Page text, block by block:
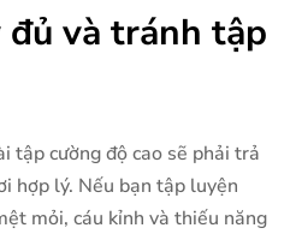
và tránh tập
tập cường độ cao sẽ phải trả
hợp lý. Nếu bạn tập luyện
mỏi, cáu kỉnh và thiếu năng